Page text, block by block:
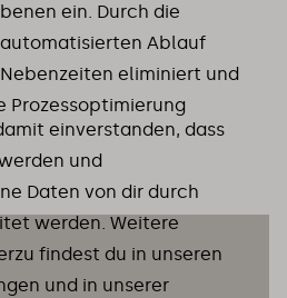
ein. Durch die
Ablauf
eliminiert und
Prozessoptimierung
einverstanden, dass
und
Daten von dir durch
werden. Weitere
findest du in unseren
und in unserer